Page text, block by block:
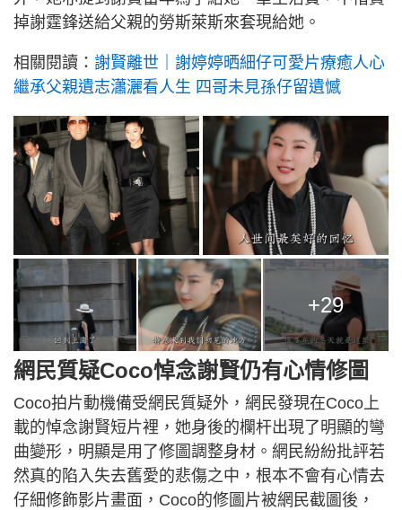
掉謝霆鋒送給父親的勞斯萊斯來套現給她。
相關閱讀： 謝賢離世｜謝婷婷晒細仔可愛片療癒人心
繼承父親遺志瀟灑看人生 四哥未見孫仔留遺憾
+29
網民質疑Coco悼念謝賢仍有心情修圖
Coco拍片動機備受網民質疑外，網民發現在Coco上
載的悼念謝賢短片裡，她身後的欄杆出現了明顯的彎
曲變形，明顯是用了修圖調整身材。網民紛紛批評若
然真的陷入失去舊愛的悲傷之中，根本不會有心情去
仔細修飾影片畫面，Coco的修圖片被網民截圖後，